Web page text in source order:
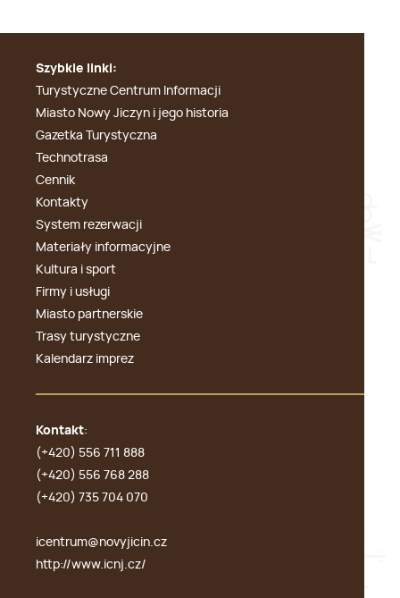
Szybkie linki:
Turystyczne Centrum Informacji
Miasto Nowy Jiczyn i jego historia
Gazetka Turystyczna
Technotrasa
Cennik
Kontakty
System rezerwacji
Materiały informacyjne
Kultura i sport
Firmy i usługi
Miasto partnerskie
Trasy turystyczne
Kalendarz imprez
Kontakt:
(+420) 556 711 888
(+420) 556 768 288
(+420) 735 704 070
icentrum@novyjicin.cz
http://www.icnj.cz/